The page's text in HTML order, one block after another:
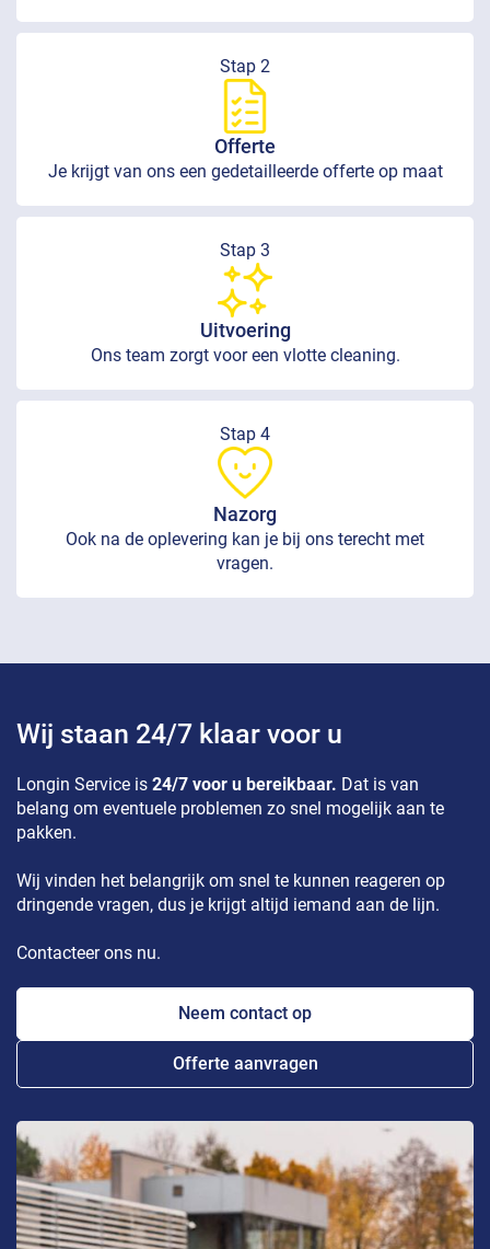
Stap 2
Offerte
Je krijgt van ons een gedetailleerde offerte op maat
Stap 3
Uitvoering
Ons team zorgt voor een vlotte cleaning.
Stap 4
Nazorg
Ook na de oplevering kan je bij ons terecht met
vragen.
Wij staan 24/7 klaar voor u
Longin Service is 24/7 voor u bereikbaar. Dat is van
belang om eventuele problemen zo snel mogelijk aan te
pakken.
Wij vinden het belangrijk om snel te kunnen reageren op
dringende vragen, dus je krijgt altijd iemand aan de lijn.
Contacteer ons nu.
Neem contact op
Offerte aanvragen